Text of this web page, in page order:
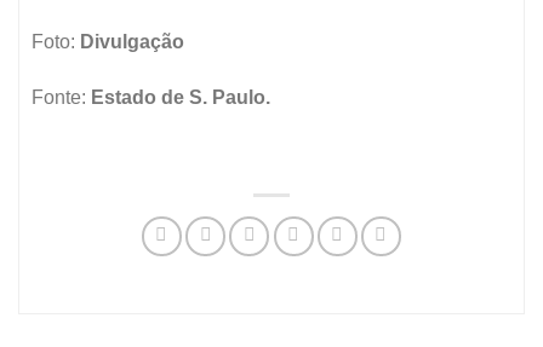
Foto: Divulgação
Fonte: Estado de S. Paulo.